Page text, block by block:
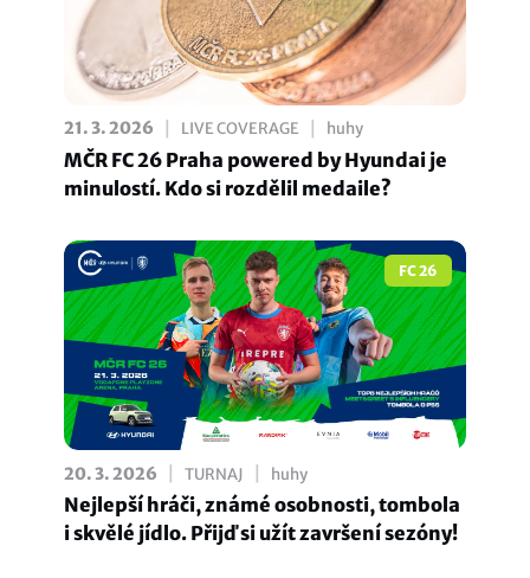
21. 3. 2026 LIVE COVERAGE huhy
MČR FC 26 Praha powered by Hyundai je
minulostí. Kdo si rozdělil medaile?
FC 26
20. 3. 2026 TURNAJ huhy
Nejlepší hráči, známé osobnosti, tombola
i skvělé jídlo. Přijď si užít završení sezóny!